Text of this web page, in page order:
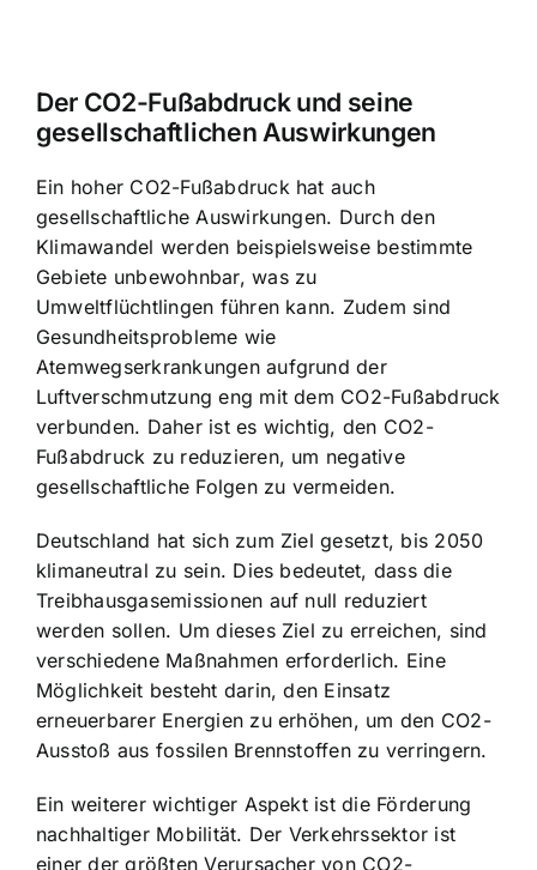
Der CO2-Fußabdruck und seine
gesellschaftlichen Auswirkungen
Ein hoher CO2-Fußabdruck hat auch
gesellschaftliche Auswirkungen. Durch den
Klimawandel werden beispielsweise bestimmte
Gebiete unbewohnbar, was zu
Umweltflüchtlingen führen kann. Zudem sind
Gesundheitsprobleme wie
Atemwegserkrankungen aufgrund der
Luftverschmutzung eng mit dem CO2-Fußabdruck
verbunden. Daher ist es wichtig, den CO2-
Fußabdruck zu reduzieren, um negative
gesellschaftliche Folgen zu vermeiden.
Deutschland hat sich zum Ziel gesetzt, bis 2050
klimaneutral zu sein. Dies bedeutet, dass die
Treibhausgasemissionen auf null reduziert
werden sollen. Um dieses Ziel zu erreichen, sind
verschiedene Maßnahmen erforderlich. Eine
Möglichkeit besteht darin, den Einsatz
erneuerbarer Energien zu erhöhen, um den CO2-
Ausstoß aus fossilen Brennstoffen zu verringern.
Ein weiterer wichtiger Aspekt ist die Förderung
nachhaltiger Mobilität. Der Verkehrssektor ist
einer der größten Verursacher von CO2-